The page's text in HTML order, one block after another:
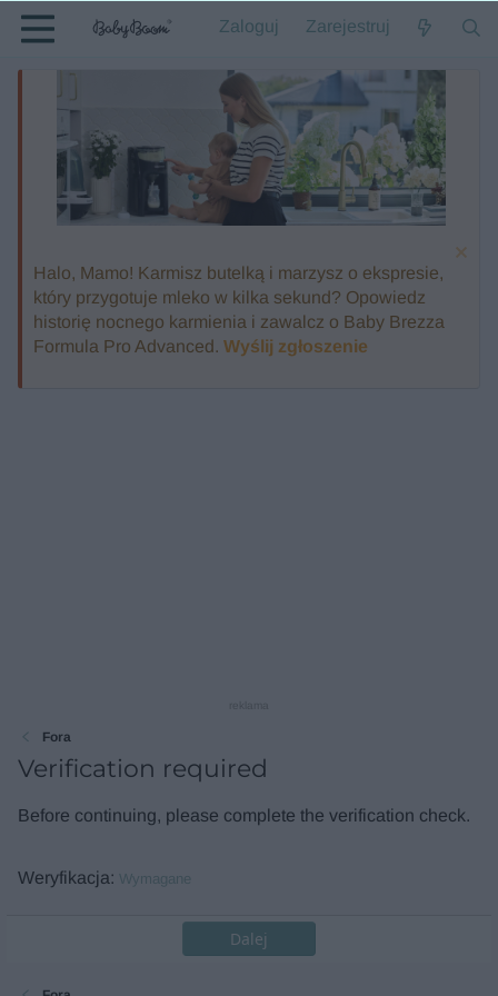
Zaloguj Zarejestruj
Halo, Mamo! Karmisz butelką i marzysz o ekspresie,
który przygotuje mleko w kilka sekund? Opowiedz
historię nocnego karmienia i zawalcz o Baby Brezza
Formula Pro Advanced. Wyślij zgłoszenie
Fora
Verification required
Before continuing, please complete the verification check.
Weryfikacja Wymagane
Dalej